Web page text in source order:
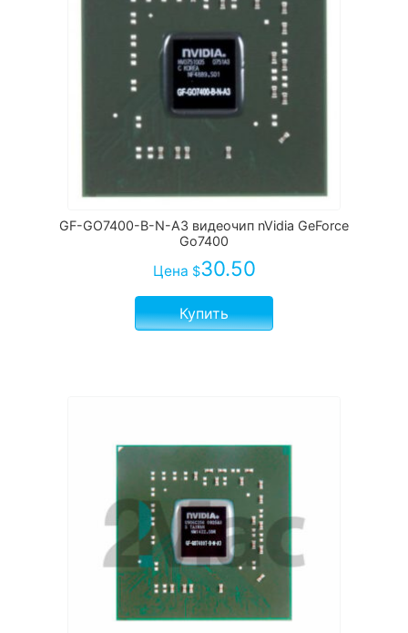
GF-GO7400-B-N-A3 видеочип nVidia GeForce
Go7400
Цена $30.50
Купить